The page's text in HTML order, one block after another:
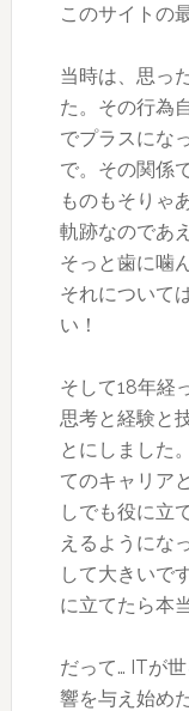
このサイトの
当時は、思っ
た。その行為
でプラスにな
で。その関係
ものもそりゃ
軌跡なのであ
そっと歯に噛
それについて
い！
そして18年経
思考と経験と
とにしました
てのキャリア
しでも役に立
えるようにな
して大きいで
に立てたら本
だって… ITが
響を与え始め